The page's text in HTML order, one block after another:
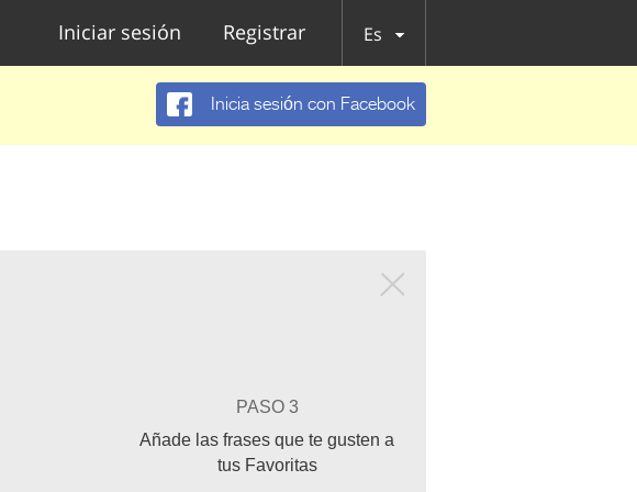
Iniciar sesión Registrar Es
Inicia sesión con Facebook
PASO 3
Añade las frases que te gusten a
tus Favoritas